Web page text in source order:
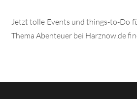
Jetzt tolle Events und things-to-Do
Thema Abenteuer bei Harznow.de